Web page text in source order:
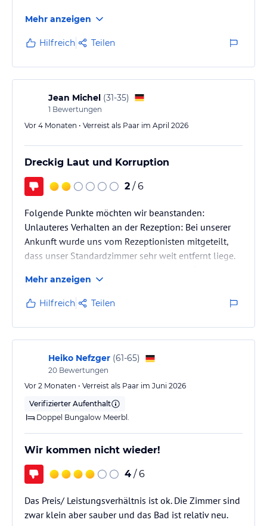
faulig welches sich im ganzen Raum verteilte.
Die bodenreinigung erfolgte oberflächlich da
teilweise die toten fliegen oder Papierfitzel nur in
einer anderen Ecke zu finden waren
Auf der Terasse essen war nur bedingt möglich da die
vielen Krähen sich ungeniert auf die Leckereien auf
den Tellern stürzten
Mehr anzeigen
Hilfreich Teilen
Jean Michel (31-35)
1 Bewertungen
Vor 4 Monaten • Verreist als Paar im April 2026
Dreckig Laut und Korruption
2 / 6
Folgende Punkte möchten wir beanstanden:
Unlauteres Verhalten an der Rezeption: Bei unserer
Ankunft wurde uns vom Rezeptionisten mitgeteilt,
dass unser Standardzimmer sehr weit entfernt liege.
Euro ein Upgrade auf einen Bungalow an. Wir
willigten ein, mussten jedoch feststellen, dass dies
eine Täuschung war: Die entlegeneren Gebäudeteile
befanden sich noch im Bau, und die reguläre
Unterbringung für unsere Kategorie war ohnehin ein
Bungalow. Dieses korrupte Verhalten…
Mehr anzeigen
Hilfreich Teilen
Heiko Nefzger (61-65)
20 Bewertungen
Vor 2 Monaten • Verreist als Paar im Juni 2026
Verifizierter Aufenthalt
Doppel Bungalow Meerbl.
Wir kommen nicht wieder!
4 / 6
Das Preis/ Leistungsverhältnis ist ok. Die Zimmer sind
zwar klein aber sauber und das Bad ist relativ neu.